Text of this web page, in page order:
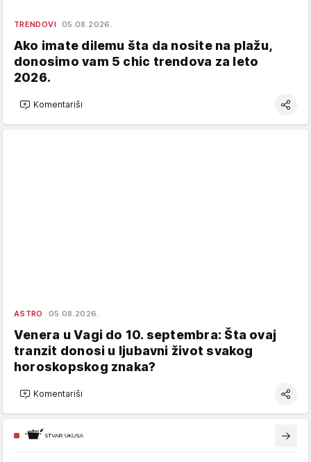
TRENDOVI 05.08.2026.
Ako imate dilemu šta da nosite na plažu,
donosimo vam 5 chic trendova za leto
2026.
Komentariši
ASTRO 05.08.2026.
Venera u Vagi do 10. septembra: Šta ovaj
tranzit donosi u ljubavni život svakog
horoskopskog znaka?
Komentariši